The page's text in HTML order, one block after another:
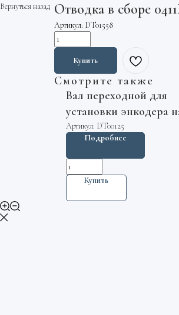
Вернуться назад Отводка в сборе
Артикул: DT01558
Купить
Смотрите также
Вал переходной для
установки энкодера
лебедку 13VTR
Otis
Артикул: DT00125
Подробнее
Купить